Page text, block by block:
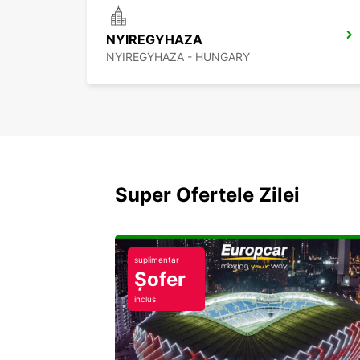
NYIREGYHAZA
NYIREGYHAZA - HUNGARY
Super Ofertele Zilei
suplimentar
Șofer
inclus